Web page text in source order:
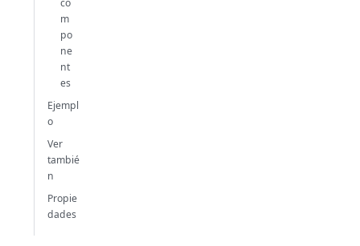
co
m
po
ne
nt
es
Ejempl
o
Ver
tambié
n
Propie
dades